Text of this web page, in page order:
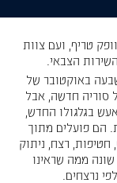
טריף, ועם צוות
הצבאי.
באוקטובר של
סוריה חדשה, אבל
בגלגולו החדש,
הם פועלים מתוך
חטיפות, רצח, ניתוק
ממה שראינו
נרצחים.